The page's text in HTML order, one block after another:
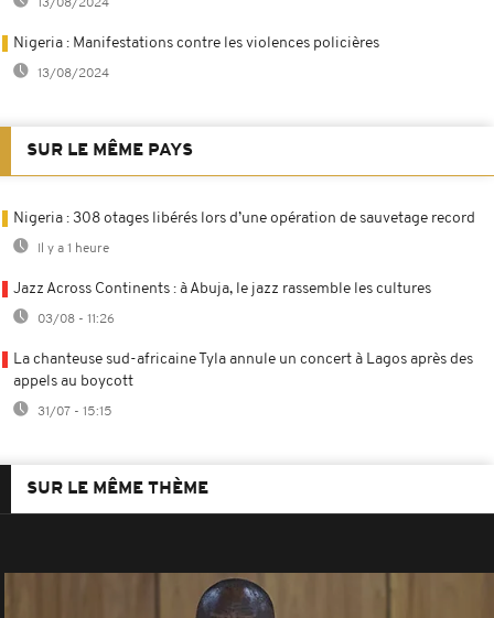
13/08/2024
Nigeria : Manifestations contre les violences policières
13/08/2024
SUR LE MÊME PAYS
Nigeria : 308 otages libérés lors d’une opération de sauvetage record
Il y a 1 heure
Jazz Across Continents : à Abuja, le jazz rassemble les cultures
03/08 - 11:26
La chanteuse sud-africaine Tyla annule un concert à Lagos après des
appels au boycott
31/07 - 15:15
SUR LE MÊME THÈME